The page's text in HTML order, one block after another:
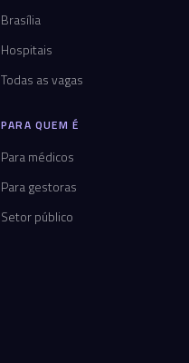
Brasília
Hospitais
Todas as vagas
PARA QUEM É
Para médicos
Para gestoras
Setor público